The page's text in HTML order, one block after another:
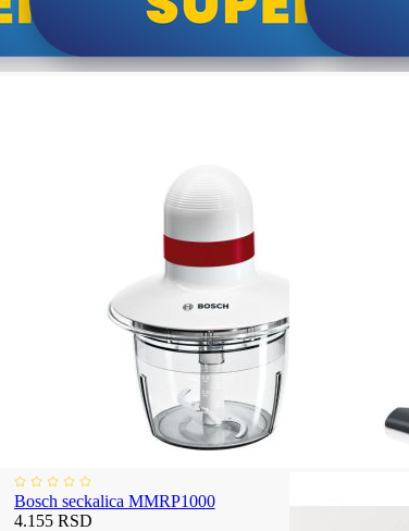
Bosch seckalica MMRP1000
4.155 RSD